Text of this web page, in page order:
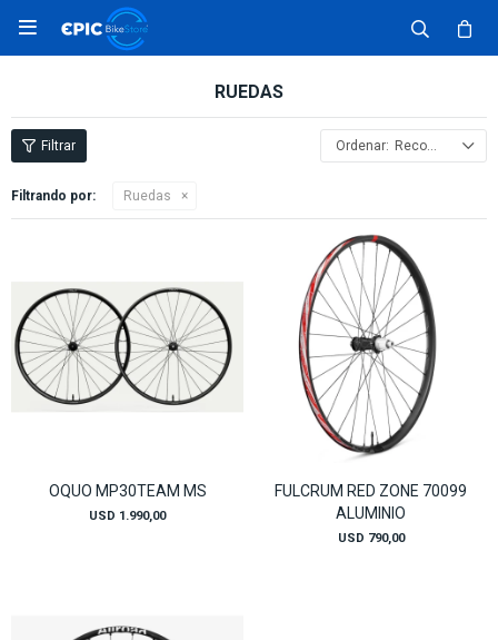

RUEDAS
Recomendados
Filtrando por: Ruedas
OQUO MP30TEAM MS
USD 1.990,00
FULCRUM RED ZONE 70099
ALUMINIO
USD 790,00